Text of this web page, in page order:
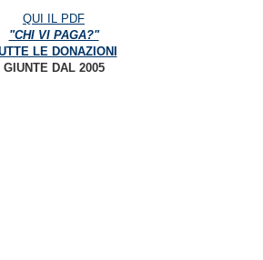
QUI IL PDF
"CHI VI PAGA?"
LE DONAZIONI
GIUNTE DAL 2005